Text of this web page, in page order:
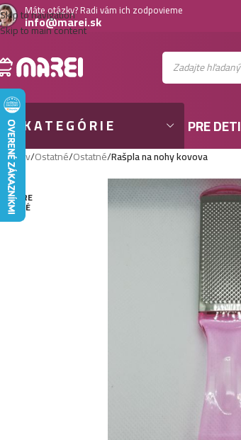
Skip to navigation
Skip to main content
Máte otázky? Radi vám ich zodpovieme
info@marei.sk
KATEGÓRIE PRE DETI
Domov/Ostatné/Ostatné/Rašpla na nohy kovova
VYPRE
DANÉ